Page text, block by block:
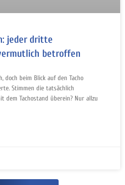
jeder dritte
betroffen
doch beim Blick auf den Tacho
Stimmen die tatsächlich
dem Tachostand überein? Nur allzu